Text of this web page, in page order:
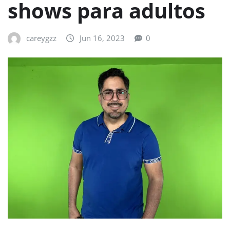
shows para adultos
careygzz Jun 16, 2023 0